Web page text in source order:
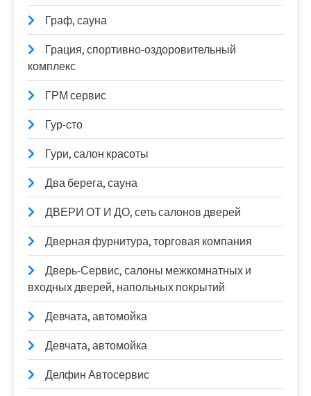
Граф, сауна
Грация, спортивно-оздоровительный
комплекс
ГРМ сервис
Гур-сто
Гури, салон красоты
Два берега, сауна
ДВЕРИ ОТ И ДО, сеть салонов дверей
Дверная фурнитура, торговая компания
Дверь-Сервис, салоны межкомнатных и
входных дверей, напольных покрытий
Девчата, автомойка
Девчата, автомойка
Делфин Автосервис